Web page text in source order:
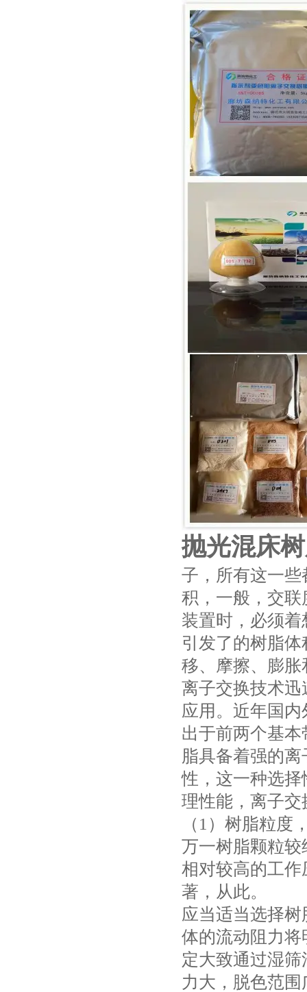
抛光混床
子，所有这一
积，一般，交
装置时，必须
引发了的树脂
移、摩擦、膨
离子交换技术
应用。近年国
出于前两个基
脂具备着强的
性，这一种选
理性能，离子
（1）树脂粒度
万一树脂颗粒
相对较高的工
著，从此。
应当适当选择
体的流动阻力
定大致通过湿
力大，脱色范